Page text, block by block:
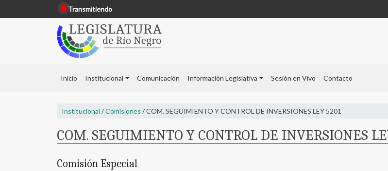
Transmitiendo
Inicio Institucional Comunicación Información Legislativa Sesión en Vivo Contacto
Institucional /Comisiones / COM. SEGUIMIENTO Y CONTROL DE INVERSIONES LEY 5201
COM. SEGUIMIENTO Y CONTROL DE INVERSIONES
Comisión Especial